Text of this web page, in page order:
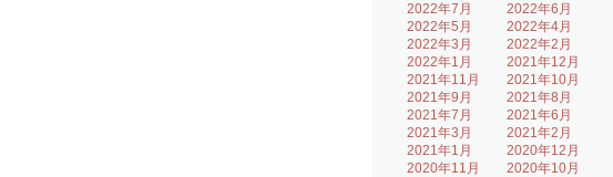
2022年7月
2022年6月
2022年5月
2022年4月
2022年3月
2022年2月
2022年1月
2021年12月
2021年11月
2021年10月
2021年9月
2021年8月
2021年7月
2021年6月
2021年3月
2021年2月
2021年1月
2020年12月
2020年11月
2020年10月